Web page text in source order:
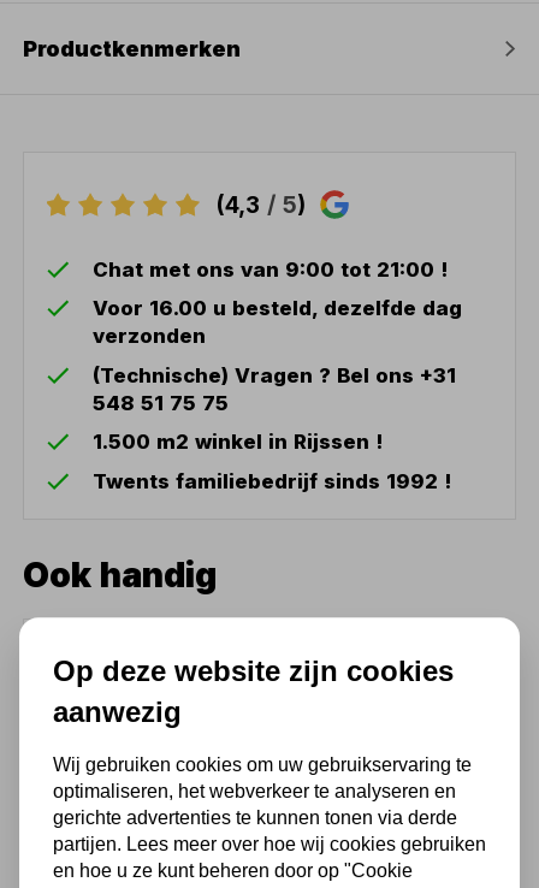
Productkenmerken
(4,3 / 5)
Chat met ons van 9:00 tot 21:00 !
Voor 16.00 u besteld, dezelfde dag
verzonden
(Technische) Vragen ? Bel ons +31
548 51 75 75
1.500 m2 winkel in Rijssen !
Twents familiebedrijf sinds 1992 !
Ook handig
Ø202x500
Op deze website zijn cookies
aanwezig
Wij gebruiken cookies om uw gebruikservaring te
optimaliseren, het webverkeer te analyseren en
gerichte advertenties te kunnen tonen via derde
partijen. Lees meer over hoe wij cookies gebruiken
en hoe u ze kunt beheren door op "Cookie